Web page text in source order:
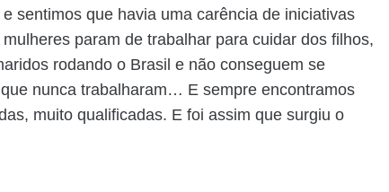
sentimos que havia uma carência de iniciativas
param de trabalhar para cuidar dos filhos,
rodando o Brasil e não conseguem se
nunca trabalharam… E sempre encontramos
muito qualificadas. E foi assim que surgiu o